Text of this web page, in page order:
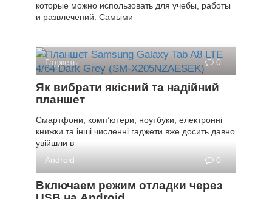
которые можно использовать для учебы, работы
и развлечений. Самыми
Гаджеты 0
Як вибрати якісний та надійний
планшет
Смартфони, комп’ютери, ноутбуки, електронні
книжки та інші численні гаджети вже досить давно
увійшли в
Android
0
Включаем режим отладки через